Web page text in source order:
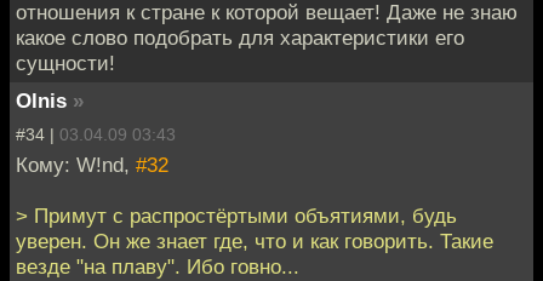
отношения к стране к которой вещает! Даже не знаю
какое слово подобрать для характеристики его
сущности!
Olnis »
#34 | 03.04.09 03:43
Кому: W!nd, #32
> Примут с распростёртыми объятиями, будь
уверен. Он же знает где, что и как говорить. Такие
везде "на плаву". Ибо говно...